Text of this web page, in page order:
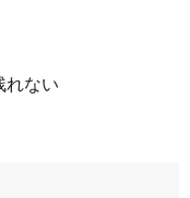
れない